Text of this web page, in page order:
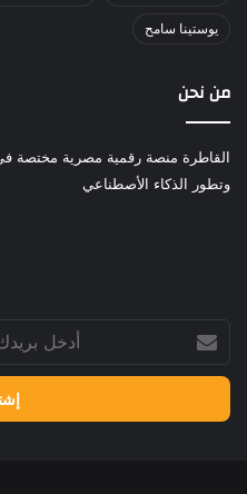
يوستينا سامح
من نحن
القاطرة منصة رقمية مصرية مختصة
وتطور الذكاء الأصطناعي
بريدك
الإلكتروني